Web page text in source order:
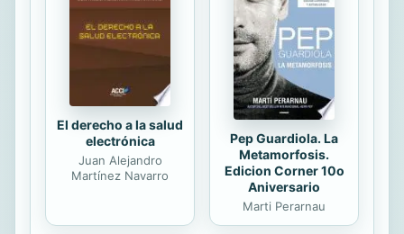
manera esquiva -un gesto más
propio de un artista contemporáneo
que de un escritor. »En el camino
nos acostumbramos...
El derecho a la salud
electrónica
Juan Alejandro
Martínez Navarro
Pep Guardiola. La
Metamorfosis.
Edicion Corner 10o
Aniversario
Marti Perarnau